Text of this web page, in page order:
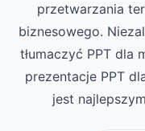
przetwarzania
biznesowego.
tłumaczyć PPT dla
prezentacje PPT
jest